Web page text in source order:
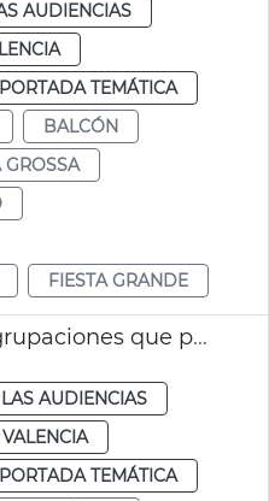
AUDIENCIAS
TEMÁTICA
BALCÓN
GROSSA
FIESTA GRANDE
Seleccionadas 27 agrupaciones que participarán en la 137 edició del CIBM
AUDIENCIAS
VALENCIA
TEMÁTICA